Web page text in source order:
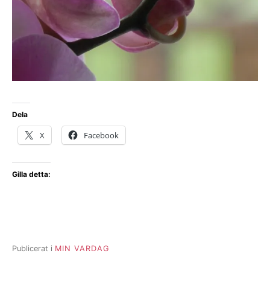
Dela
X Facebook
Gilla detta:
Publicerat i MIN VARDAG